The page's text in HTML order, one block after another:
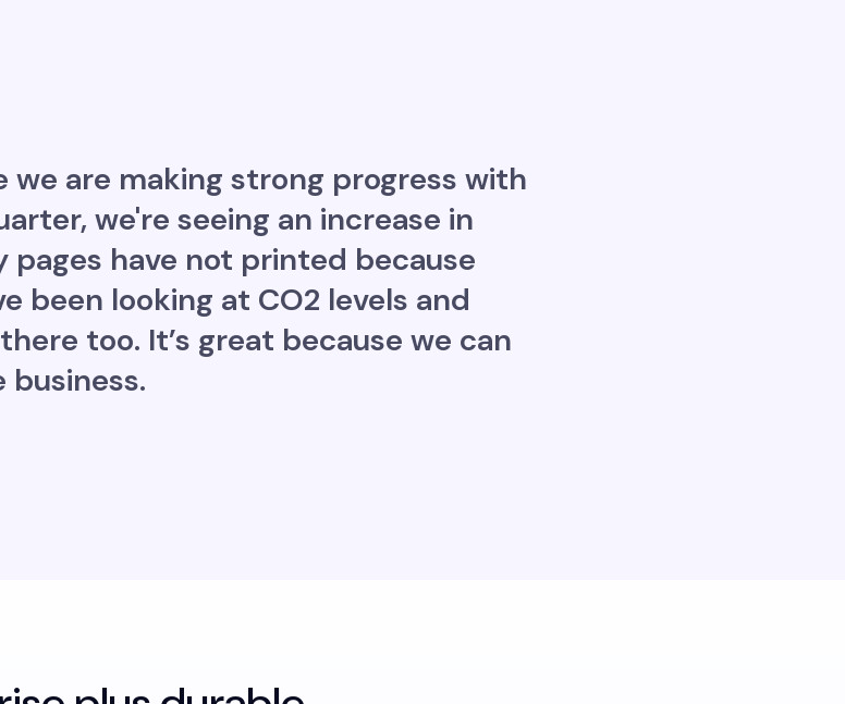
we are making strong progress with
we're seeing an increase in
have not printed because
been looking at CO2 levels and
too. It’s great because we can